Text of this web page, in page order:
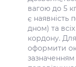
вагою до 5
є наявність
дном) та
кордону.
оформити